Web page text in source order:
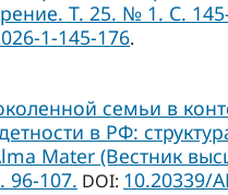
Т. 25. № 1. С.
1-145-176.
семьи в
в РФ:
Mater (Вестник
96-107. DOI: 10.20339/